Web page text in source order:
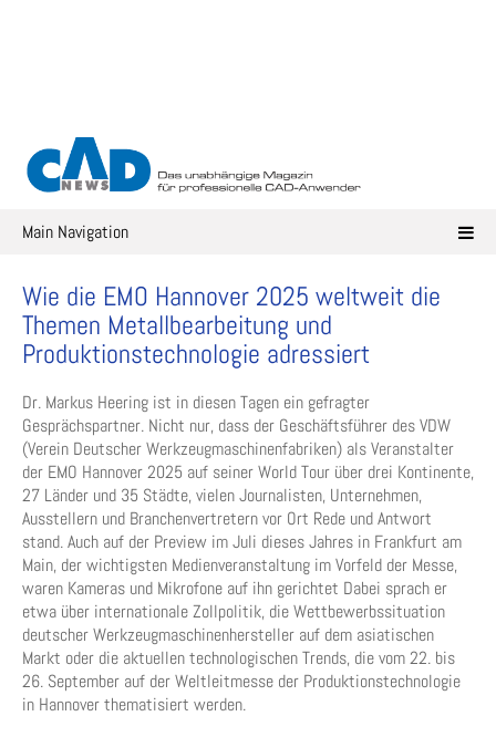
Main Navigation
Wie die EMO Hannover 2025 weltweit die
Themen Metallbearbeitung und
Produktionstechnologie adressiert
Dr. Markus Heering ist in diesen Tagen ein gefragter
Gesprächspartner. Nicht nur, dass der Geschäftsführer des VDW
(Verein Deutscher Werkzeugmaschinenfabriken) als Veranstalter
der EMO Hannover 2025 auf seiner World Tour über drei Kontinente,
27 Länder und 35 Städte, vielen Journalisten, Unternehmen,
Ausstellern und Branchenvertretern vor Ort Rede und Antwort
stand. Auch auf der Preview im Juli dieses Jahres in Frankfurt am
Main, der wichtigsten Medienveranstaltung im Vorfeld der Messe,
waren Kameras und Mikrofone auf ihn gerichtet Dabei sprach er
etwa über internationale Zollpolitik, die Wettbewerbssituation
deutscher Werkzeugmaschinenhersteller auf dem asiatischen
Markt oder die aktuellen technologischen Trends, die vom 22. bis
26. September auf der Weltleitmesse der Produktionstechnologie
in Hannover thematisiert werden.